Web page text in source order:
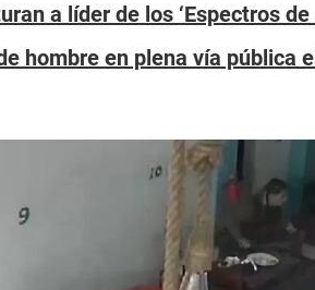
a líder de los ‘Espectros
hombre en plena vía pública